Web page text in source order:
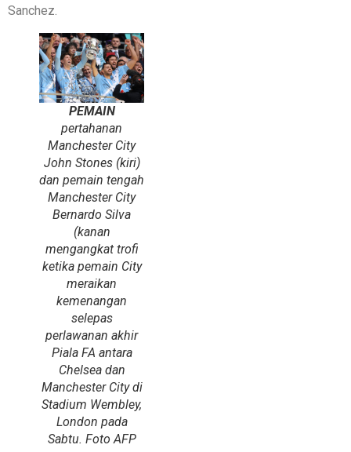
Sanchez.
PEMAIN
pertahanan
Manchester City
John Stones (kiri)
dan pemain tengah
Manchester City
Bernardo Silva
(kanan
mengangkat trofi
ketika pemain City
meraikan
kemenangan
selepas
perlawanan akhir
Piala FA antara
Chelsea dan
Manchester City di
Stadium Wembley,
London pada
Sabtu. Foto AFP